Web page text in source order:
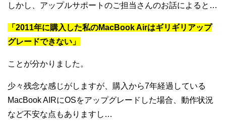
しかし、アップルサポートのご担当さんのお話によると…
「2011年に購入した私のMacBook Airはギリギリアップ
グレードできない」
ことが分かりました。
少々残念な感じがしますが、購入から7年経過している
MacBook AIRにOSをアップグレードした場合、動作状況
など不安な点もありますし…